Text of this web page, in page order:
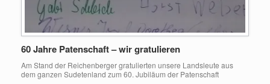
60 Jahre Patenschaft – wir gratulieren
Am Stand der Reichenberger gratulierten unsere Landsleute aus
dem ganzen Sudetenland zum 60. Jubiläum der Patenschaft